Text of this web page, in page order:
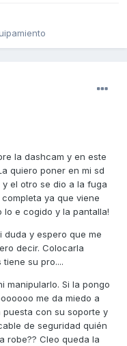
la dashcam y en este
quiero poner en mi sd
el otro se dio a la fuga
ya que viene
lo e cogido y la pantalla!
duda y espero que me
decir. Colocarla
su pro....
manipularlo. Si la pongo
me da miedo a
puesta con su soporte y
de seguridad quién
robe?? Cleo queda la